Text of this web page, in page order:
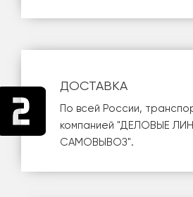
ДОСТАВКА
По всей России,
компанией "ДЕЛОВЫЕ
САМОВЫВОЗ".